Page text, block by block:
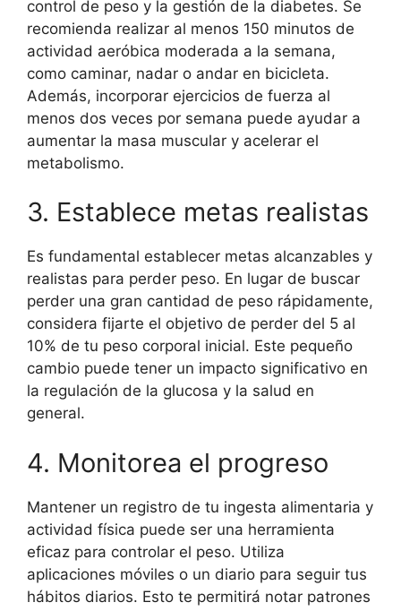
control de peso y la gestión de la diabetes. Se
recomienda realizar al menos 150 minutos de
actividad aeróbica moderada a la semana,
como caminar, nadar o andar en bicicleta.
Además, incorporar ejercicios de fuerza al
menos dos veces por semana puede ayudar a
aumentar la masa muscular y acelerar el
metabolismo.
3. Establece metas realistas
Es fundamental establecer metas alcanzables y
realistas para perder peso. En lugar de buscar
perder una gran cantidad de peso rápidamente,
considera fijarte el objetivo de perder del 5 al
10% de tu peso corporal inicial. Este pequeño
cambio puede tener un impacto significativo en
la regulación de la glucosa y la salud en
general.
4. Monitorea el progreso
Mantener un registro de tu ingesta alimentaria y
actividad física puede ser una herramienta
eficaz para controlar el peso. Utiliza
aplicaciones móviles o un diario para seguir tus
hábitos diarios. Esto te permitirá notar patrones